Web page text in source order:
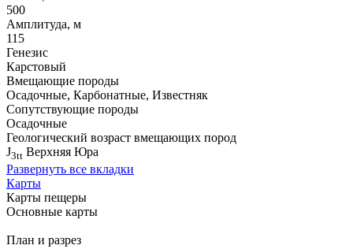
500
Амплитуда, м
115
Генезис
Карстовый
Вмещающие породы
Осадочные, Карбонатные, Известняк
Сопутствующие породы
Осадочные
Геологический возраст вмещающих пород
J3tt Верхняя Юра
Развернуть все вкладки
Карты
Карты пещеры
Основные карты
План и разрез